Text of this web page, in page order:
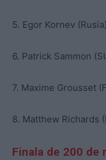
5. Egor Kornev
6. Patrick Sammon
7. Maxime Grousset
8. Matthew Richards
Finala de 200